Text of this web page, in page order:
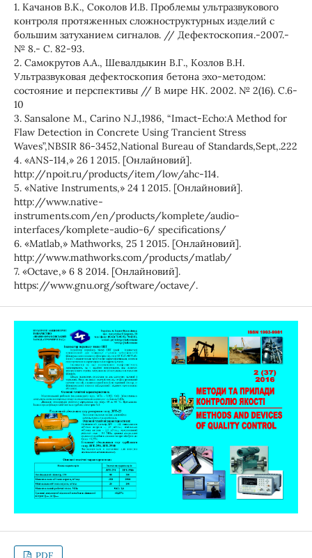
1. Качанов В.К., Соколов И.В. Проблемы ультразвукового
контроля протяженных сложноструктурных изделий с
большим затуханием сигналов. // Дефектоскопия.-2007.-
№ 8.- С. 82-93.
2. Самокрутов А.А., Шевалдыкин В.Г., Козлов В.Н.
Ультразвуковая дефектоскопия бетона эхо-методом:
состояние и перспективы // В мире НК. 2002. № 2(16). С.6-
10
3. Sansalone M., Carino N.J.,1986, “Imact-Echo:A Method for
Flaw Detection in Concrete Using Trancient Stress
Waves”,NBSIR 86-3452,National Bureau of Standards,Sept,.222
4. «ANS-114,» 26 1 2015. [Онлайновий].
http://npoit.ru/products/item/low/ahc-114.
5. «Native Instruments,» 24 1 2015. [Онлайновий].
http://www.native-
instruments.com/en/products/komplete/audio-
interfaces/komplete-audio-6/ specifications/
6. «Мatlab,» Мathworks, 25 1 2015. [Онлайновий].
http://www.mathworks.com/products/matlab/
7. «Octave,» 6 8 2014. [Онлайновий].
https://www.gnu.org/software/octave/.
PDF